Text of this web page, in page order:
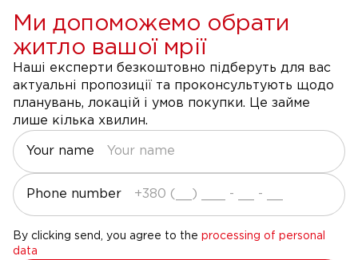
Ми допоможемо обрати
житло вашої мрії
Наші експерти безкоштовно підберуть для вас
актуальні пропозиції та проконсультують щодо
планувань, локацій і умов покупки. Це займе
лише кілька хвилин.
Your name
Phone number
By clicking send, you agree to the processing of personal
data